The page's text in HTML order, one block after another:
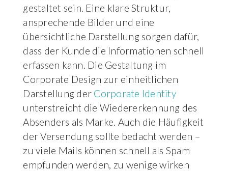
gestaltet sein. Eine klare Struktur,
ansprechende Bilder und eine
übersichtliche Darstellung sorgen dafür,
dass der Kunde die Informationen schnell
erfassen kann. Die Gestaltung im
Corporate Design zur einheitlichen
Darstellung der Corporate Identity
unterstreicht die Wiedererkennung des
Absenders als Marke. Auch die Häufigkeit
der Versendung sollte bedacht werden –
zu viele Mails können schnell als Spam
empfunden werden, zu wenige wirken